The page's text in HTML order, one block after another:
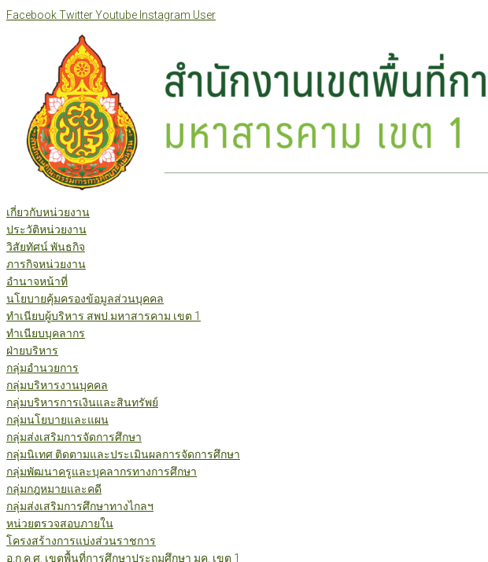
Skip
FacebookTwitterYoutube Instagram User
เกี่ยวกับหน่วยงาน
ประวัติหน่วยงาน
วิสัยทัศน์ พันธกิจ
ภารกิจหน่วยงาน
อำนาจหน้าที่
นโยบายคุ้มครองข้อมูลส่วนบุคคล
ทำเนียบผู้บริหาร สพป.มหาสารคาม เขต 1
ทำเนียบบุคลากร
ฝ่ายบริหาร
กลุ่มอำนวยการ
กลุ่มบริหารงานบุคคล
กลุ่มบริหารการเงินและสินทรัพย์
กลุ่มนโยบายและแผน
กลุ่มส่งเสริมการจัดการศึกษา
กลุ่มนิเทศ ติดตามและประเมินผลการจัดการศึกษา
กลุ่มพัฒนาครูและบุคลากรทางการศึกษา
กลุ่มกฎหมายและคดี
กลุ่มส่งเสริมการศึกษาทางไกลฯ
หน่วยตรวจสอบภายใน
โครงสร้างการแบ่งส่วนราชการ
อ.ก.ค.ศ. เขตพื้นที่การศึกษาประถมศึกษา มค. เขต 1